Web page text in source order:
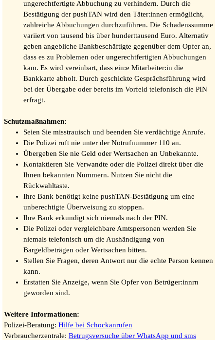
ungerechtfertigte Abbuchung zu verhindern. Durch die
Bestätigung der pushTAN wird den Täter:innen ermöglicht,
zahlreiche Abbuchungen durchzuführen. Die Schadenssumme
variiert von tausend bis über hunderttausend Euro. Alternativ
geben angebliche Bankbeschäftigte gegenüber dem Opfer an,
dass es zu Problemen oder ungerechtfertigten Abbuchungen
kam. Es wird vereinbart, dass ein:e Mitarbeiter:in die
Bankkarte abholt. Durch geschickte Gesprächsführung wird
bei der Übergabe oder bereits im Vorfeld telefonisch die PIN
erfragt.
Schutzmaßnahmen:
Seien Sie misstrauisch und beenden Sie verdächtige Anrufe.
Die Polizei ruft nie unter der Notrufnummer 110 an.
Übergeben Sie nie Geld oder Wertsachen an Unbekannte.
Kontaktieren Sie Verwandte oder die Polizei direkt über die
Ihnen bekannten Nummern. Nutzen Sie nicht die
Rückwahltaste.
Ihre Bank benötigt keine pushTAN-Bestätigung um eine
unberechtigte Überweisung zu stoppen.
Ihre Bank erkundigt sich niemals nach der PIN.
Die Polizei oder vergleichbare Amtspersonen werden Sie
niemals telefonisch um die Aushändigung von
Bargeldbeträgen oder Wertsachen bitten.
Stellen Sie Fragen, deren Antwort nur die echte Person kennen
kann.
Erstatten Sie Anzeige, wenn Sie Opfer von Betrüger:innrn
geworden sind.
Weitere Informationen:
Polizei-Beratung: Hilfe bei Schockanrufen
Verbraucherzentrale: Betrugsversuche über WhatsApp und sms